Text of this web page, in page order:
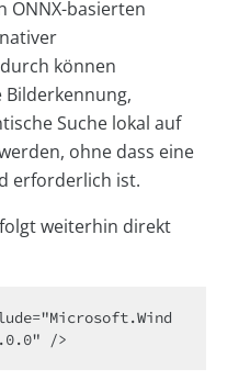
ONNX-basierten
können
Suche lokal auf
ohne dass eine
erforderlich ist.
weiterhin direkt